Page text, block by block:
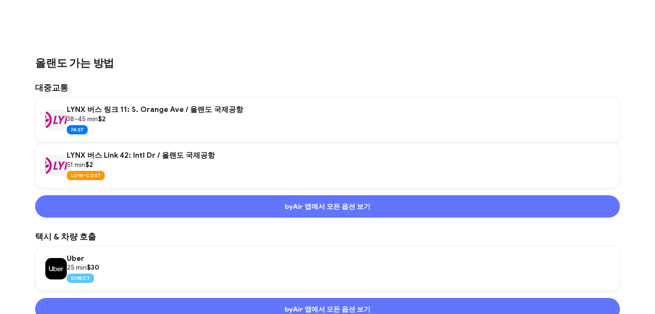
올랜도 가는 방법
대중교통
LYNX 버스 링크 11: S. Orange Ave / 올랜도 국제공항
38–45 min$2
FAST
LYNX 버스 Link 42: Intl Dr / 올랜도 국제공항
51 min$2
LOW-COST
byAir 앱에서 모든 옵션 보기
택시 & 차량 호출
Uber
25 min$30
DIRECT
byAir 앱에서 모든 옵션 보기